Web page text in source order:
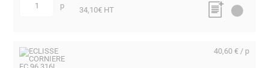
quantité p 34,10€ HT
40,60 € / p